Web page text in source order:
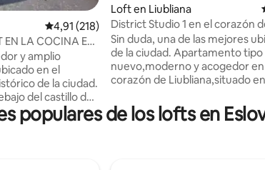
evaluaciones
Calificación promedio: 4,91 de 5. 218
4,91 (218)
EN LA COCINA EN
DE
y amplio
en el
de la ciudad.
del castillo de
sales del
frente al
Loft en Liubliana
District Studio 1 en el corazón
Liubliana
Sin duda, una de las mejores
de la ciudad. Apartamento
nuevo,moderno y acogedor
corazón de Liubliana,situado
tiendas,restaurantes,
de moda y mercados de
populares de los lofts en